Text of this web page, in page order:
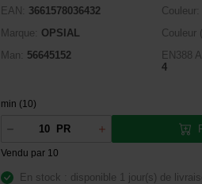
EAN:
3661578036432
Marque:
OPSIAL
Man:
56645152
Couleur:
Couleur
EN388
4
min (10)
PR
Vendu par 10
En stock : disponible 1 jour(s) de